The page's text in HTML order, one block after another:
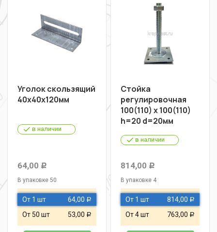
Уголок скользящий
40х40х120мм
в наличии
64,00 Р
В упаковке 50
От 1 шт 64,00 Р
От 50 шт 53,00 Р
Стойка
регулировочная
100(110) х 100(110)
h=20 d=20мм
в наличии
814,00 Р
В упаковке 4
От 1 шт 814,00 Р
От 4 шт 763,00 Р